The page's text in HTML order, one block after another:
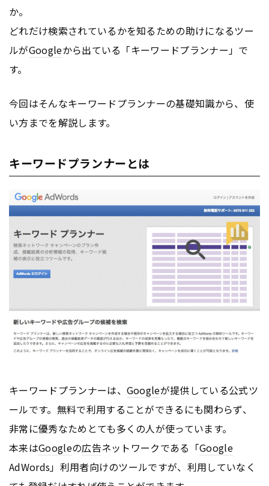
か。
どれだけ検索されているかを知るための助けになるツー
ルがGoogleから出ている「キーワードプランナー」で
す。
今回はそんなキーワードプランナーの基礎知識から、使
い方までを解説します。
キーワードプランナーとは
キーワードプランナーは、 Googleが提供している公式ツ
ールです。無料で利用することができるにも関わらず、
非常に優秀なためとても多くの人が使っています。
本来はGoogleの広告ネットワークである「Google
AdWords」利用者向けのツールですが、利用していなく